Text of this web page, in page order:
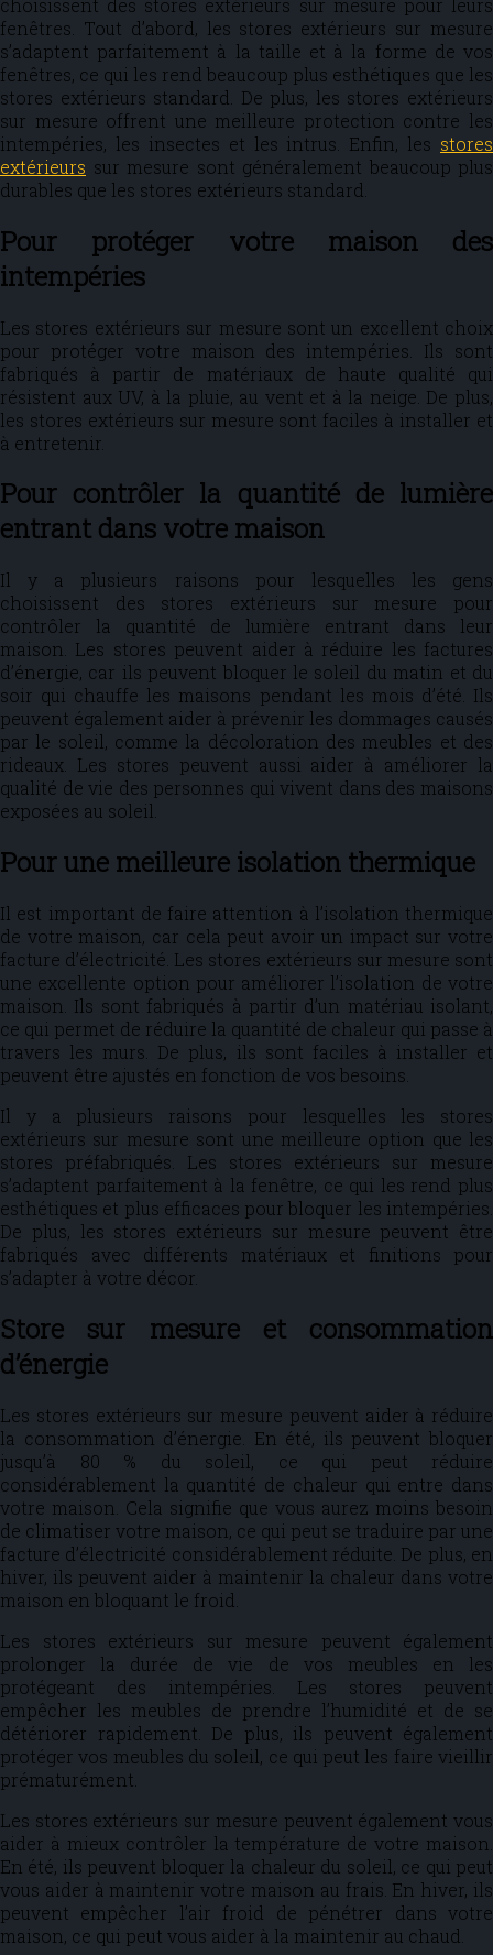
fenêtres. Tout d’abord, les stores extérieurs sur mesure
s’adaptent parfaitement à la taille et à la forme de vos
fenêtres, ce qui les rend beaucoup plus esthétiques que les
stores extérieurs standard. De plus, les stores extérieurs
sur mesure offrent une meilleure protection contre les
intempéries, les insectes et les intrus. Enfin, les stores
extérieurs sur mesure sont généralement beaucoup plus
durables que les stores extérieurs standard.
Pour protéger votre maison des
intempéries
Les stores extérieurs sur mesure sont un excellent choix
pour protéger votre maison des intempéries. Ils sont
fabriqués à partir de matériaux de haute qualité qui
résistent aux UV, à la pluie, au vent et à la neige. De plus,
les stores extérieurs sur mesure sont faciles à installer et
à entretenir.
Pour contrôler la quantité de lumière
entrant dans votre maison
Il y a plusieurs raisons pour lesquelles les gens
choisissent des stores extérieurs sur mesure pour
contrôler la quantité de lumière entrant dans leur
maison. Les stores peuvent aider à réduire les factures
d’énergie, car ils peuvent bloquer le soleil du matin et du
soir qui chauffe les maisons pendant les mois d’été. Ils
peuvent également aider à prévenir les dommages causés
par le soleil, comme la décoloration des meubles et des
rideaux. Les stores peuvent aussi aider à améliorer la
qualité de vie des personnes qui vivent dans des maisons
exposées au soleil.
Pour une meilleure isolation thermique
Il est important de faire attention à l’isolation thermique
de votre maison, car cela peut avoir un impact sur votre
facture d’électricité. Les stores extérieurs sur mesure sont
une excellente option pour améliorer l’isolation de votre
maison. Ils sont fabriqués à partir d’un matériau isolant,
ce qui permet de réduire la quantité de chaleur qui passe à
travers les murs. De plus, ils sont faciles à installer et
peuvent être ajustés en fonction de vos besoins.
Il y a plusieurs raisons pour lesquelles les stores
extérieurs sur mesure sont une meilleure option que les
stores préfabriqués. Les stores extérieurs sur mesure
s’adaptent parfaitement à la fenêtre, ce qui les rend plus
esthétiques et plus efficaces pour bloquer les intempéries.
De plus, les stores extérieurs sur mesure peuvent être
fabriqués avec différents matériaux et finitions pour
s’adapter à votre décor.
Store sur mesure et consommation
d’énergie
Les stores extérieurs sur mesure peuvent aider à réduire
la consommation d’énergie. En été, ils peuvent bloquer
jusqu’à 80 % du soleil, ce qui peut réduire
considérablement la quantité de chaleur qui entre dans
votre maison. Cela signifie que vous aurez moins besoin
de climatiser votre maison, ce qui peut se traduire par une
facture d’électricité considérablement réduite. De plus, en
hiver, ils peuvent aider à maintenir la chaleur dans votre
maison en bloquant le froid.
Les stores extérieurs sur mesure peuvent également
prolonger la durée de vie de vos meubles en les
protégeant des intempéries. Les stores peuvent
empêcher les meubles de prendre l’humidité et de se
détériorer rapidement. De plus, ils peuvent également
protéger vos meubles du soleil, ce qui peut les faire vieillir
prématurément.
Les stores extérieurs sur mesure peuvent également vous
aider à mieux contrôler la température de votre maison.
En été, ils peuvent bloquer la chaleur du soleil, ce qui peut
vous aider à maintenir votre maison au frais. En hiver, ils
peuvent empêcher l’air froid de pénétrer dans votre
maison, ce qui peut vous aider à la maintenir au chaud.